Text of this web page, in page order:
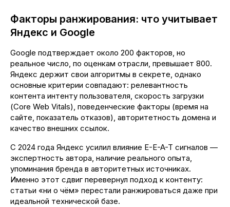
Факторы ранжирования: что учитывает
Яндекс и Google
Google подтверждает около 200 факторов, но
реальное число, по оценкам отрасли, превышает 800.
Яндекс держит свои алгоритмы в секрете, однако
основные критерии совпадают: релевантность
контента интенту пользователя, скорость загрузки
(Core Web Vitals), поведенческие факторы (время на
сайте, показатель отказов), авторитетность домена и
качество внешних ссылок.
С 2024 года Яндекс усилил влияние E-E-A-T сигналов —
экспертность автора, наличие реального опыта,
упоминания бренда в авторитетных источниках.
Именно этот сдвиг перевернул подход к контенту:
статьи «ни о чём» перестали ранжироваться даже при
идеальной технической базе.